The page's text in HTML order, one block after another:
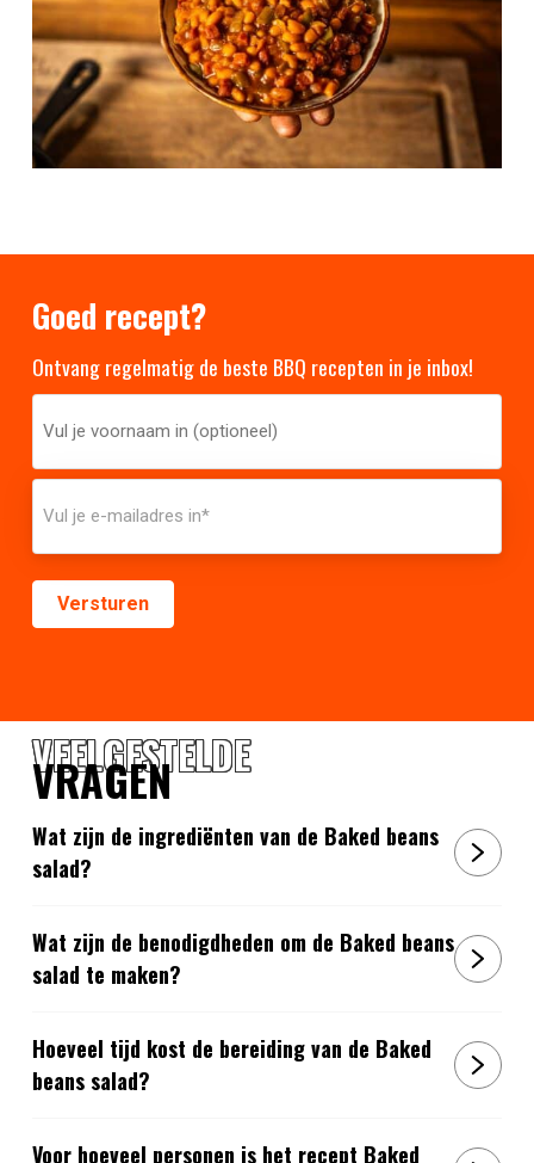
Goed recept?
Ontvang regelmatig de beste BBQ recepten in je inbox!
VEELGESTELDE
VRAGEN
Wat zijn de ingrediënten van de Baked beans
salad?
Wat zijn de benodigdheden om de Baked beans
salad te maken?
Hoeveel tijd kost de bereiding van de Baked
beans salad?
Voor hoeveel personen is het recept Baked